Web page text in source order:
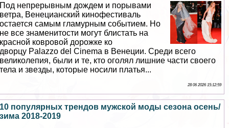
Под непрерывным дождем и порывами
ветра, Венецианский кинофестиваль
остается самым гламурным событием. Но
не все знаменитости могут блистать на
красной ковровой дорожке ко
дворцу Palazzo del Cinema в Венеции. Среди всего
великолепия, были и те, кто оголял лишние части своего
тела и звезды, которые носили платья...
28 06 2026 15:12:59
10 популярных трендов мужской моды сезона осень/
зима 2018-2019